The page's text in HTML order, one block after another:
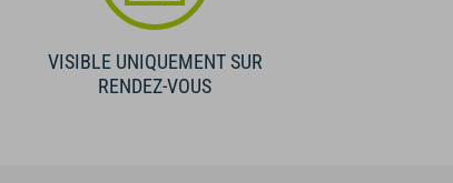
VISIBLE UNIQUEMENT SUR
RENDEZ-VOUS